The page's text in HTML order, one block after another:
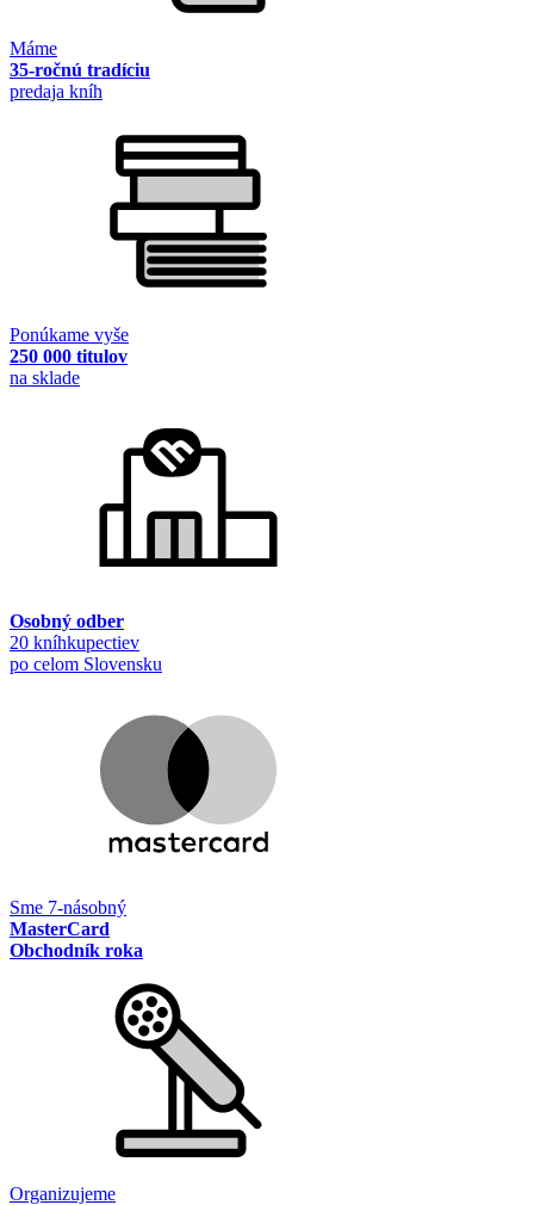
Máme
35-ročnú tradíciu
predaja kníh
Ponúkame vyše
250 000 titulov
na sklade
Osobný odber
20 kníhkupectiev
po celom Slovensku
Sme 7-násobný
MasterCard
Obchodník roka
Organizujeme